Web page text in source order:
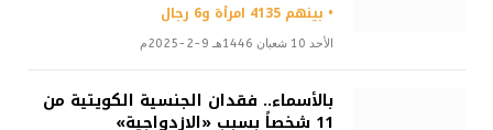
• بينهم 4135 امرأة و6 رجال
الأحد 10 شعبان 1446هـ 9-2-2025م
بالأسماء.. فقدان الجنسية الكويتية من
11 شخصاً بسبب «الازدواجية»